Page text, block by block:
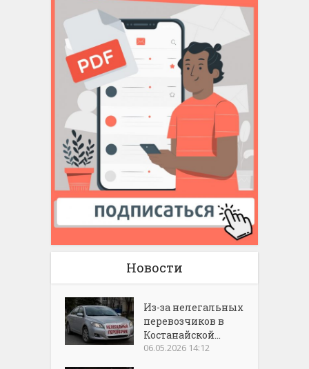
Новости
Из-за нелегальных
перевозчиков в
Костанайской...
06.05.2026 14:12